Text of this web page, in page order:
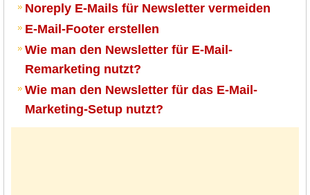
Noreply E-Mails für Newsletter vermeiden
E-Mail-Footer erstellen
Wie man den Newsletter für E-Mail-
Remarketing nutzt?
Wie man den Newsletter für das E-Mail-
Marketing-Setup nutzt?